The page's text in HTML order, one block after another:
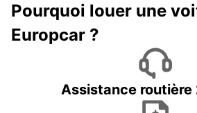
Pourquoi louer une
Europcar ?
Assistance